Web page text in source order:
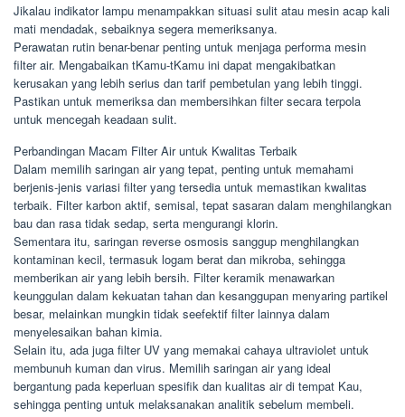
Jikalau indikator lampu menampakkan situasi sulit atau mesin acap kali
mati mendadak, sebaiknya segera memeriksanya.
Perawatan rutin benar-benar penting untuk menjaga performa mesin
filter air. Mengabaikan tKamu-tKamu ini dapat mengakibatkan
kerusakan yang lebih serius dan tarif pembetulan yang lebih tinggi.
Pastikan untuk memeriksa dan membersihkan filter secara terpola
untuk mencegah keadaan sulit.
Perbandingan Macam Filter Air untuk Kwalitas Terbaik
Dalam memilih saringan air yang tepat, penting untuk memahami
berjenis-jenis variasi filter yang tersedia untuk memastikan kwalitas
terbaik. Filter karbon aktif, semisal, tepat sasaran dalam menghilangkan
bau dan rasa tidak sedap, serta mengurangi klorin.
Sementara itu, saringan reverse osmosis sanggup menghilangkan
kontaminan kecil, termasuk logam berat dan mikroba, sehingga
memberikan air yang lebih bersih. Filter keramik menawarkan
keunggulan dalam kekuatan tahan dan kesanggupan menyaring partikel
besar, melainkan mungkin tidak seefektif filter lainnya dalam
menyelesaikan bahan kimia.
Selain itu, ada juga filter UV yang memakai cahaya ultraviolet untuk
membunuh kuman dan virus. Memilih saringan air yang ideal
bergantung pada keperluan spesifik dan kualitas air di tempat Kau,
sehingga penting untuk melaksanakan analitik sebelum membeli.